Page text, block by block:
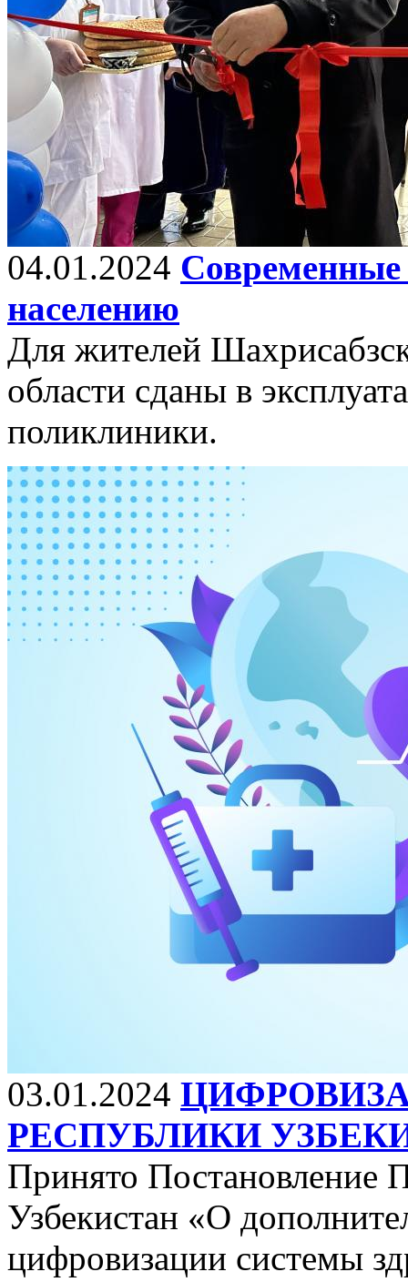
04.01.2024
населению
Для жителей
области сданы в
поликлиники.
03.01.2024
РЕСПУБЛИКИ
Принято Постановление
Узбекистан «О
цифровизации системы